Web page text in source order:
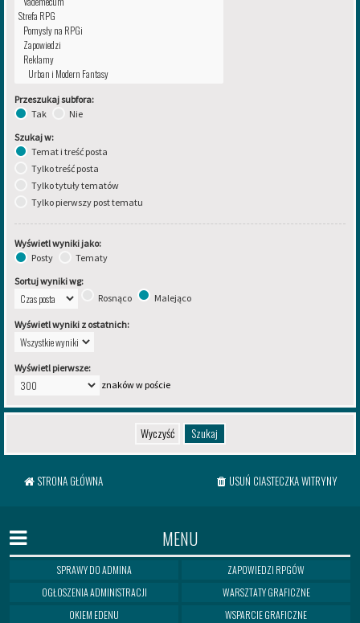
Przeszukaj subfora:
Tak
Nie
Szukaj w:
Temat i treść posta
Tylko treść posta
Tylko tytuły tematów
Tylko pierwszy post tematu
Wyświetl wyniki jako:
Posty
Tematy
Sortuj wyniki wg:
Rosnąco
Malejąco
Wyświetl wyniki z ostatnich:
Wyświetl pierwsze:
znaków w poście
STRONA GŁÓWNA USUŃ CIASTECZKA WITRYNY
MENU
SPRAWY DO ADMINA
OGŁOSZENIA ADMINISTRACJI
OKIEM EDENU
ZAPOWIEDZI RPGÓW
WARSZTATY GRAFICZNE
WSPARCIE GRAFICZNE